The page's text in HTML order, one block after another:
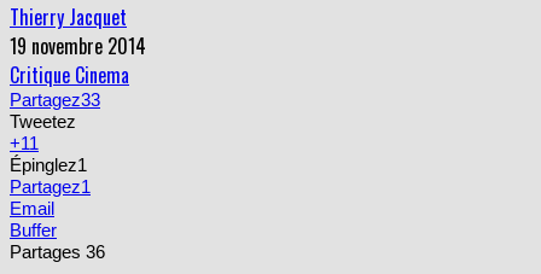
Thierry Jacquet
19 novembre 2014
Critique Cinema
Partagez33
Tweetez
+11
Épinglez1
Partagez1
Email
Buffer
Partages 36